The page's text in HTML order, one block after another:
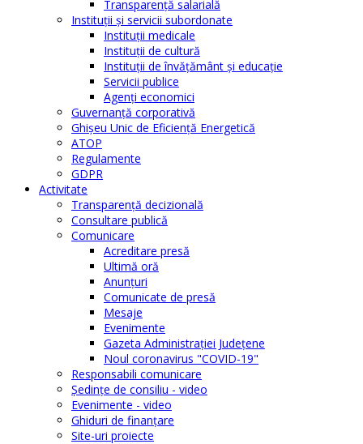
Transparență salarială
Instituţii şi servicii subordonate
Instituţii medicale
Instituţii de cultură
Instituţii de învăţământ şi educaţie
Servicii publice
Agenţi economici
Guvernanță corporativă
Ghişeu Unic de Eficienţă Energetică
ATOP
Regulamente
GDPR
Activitate
Transparenţă decizională
Consultare publică
Comunicare
Acreditare presă
Ultimă oră
Anunţuri
Comunicate de presă
Mesaje
Evenimente
Gazeta Administraţiei Judeţene
Noul coronavirus "COVID-19"
Responsabili comunicare
Şedinţe de consiliu - video
Evenimente - video
Ghiduri de finanţare
Site-uri proiecte